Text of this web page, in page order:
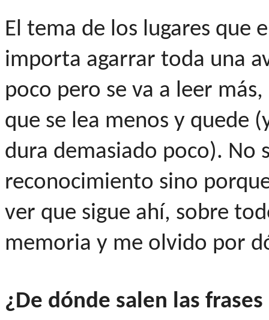
El tema de los lugares que
importa agarrar toda una
poco pero se va a leer
que se lea menos y quede
dura demasiado poco). No
reconocimiento sino
ver que sigue ahí, sobre
memoria y me olvido por
¿De dónde salen las